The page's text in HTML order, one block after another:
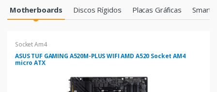
Products Grid
Motherboards Discos Rígidos Placas Gráficas
Socket Am4
ASUS TUF GAMING A520M-PLUS WIFI AMD A520 Socket AM4
micro ATX